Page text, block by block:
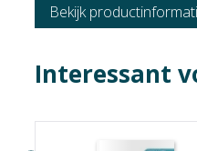
Bekijk
Interessant